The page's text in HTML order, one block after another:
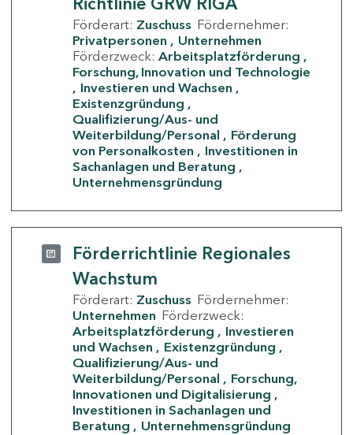
Förderart: Zuschuss Fördernehmer:
Privatpersonen
Unternehmen
Förderzweck: Arbeitsplatzförderung
Forschung, Innovation und Technologie
Investieren und Wachsen
Existenzgründung
Qualifizierung/Aus- und
Weiterbildung/Personal
Förderung
von Personalkosten
Investitionen in
Sachanlagen und Beratung
Unternehmensgründung
Förderrichtlinie Regionales
Wachstum
Förderart: Zuschuss Fördernehmer:
Unternehmen Förderzweck:
Arbeitsplatzförderung
Investieren
und Wachsen
Existenzgründung
Qualifizierung/Aus- und
Weiterbildung/Personal
Forschung,
Innovationen und Digitalisierung
Investitionen in Sachanlagen und
Beratung
Unternehmensgründung